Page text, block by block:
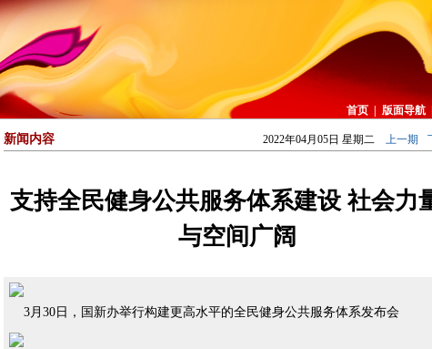
首页 版面导航
新闻内容 2022年04月05日 星期二 上一期
支持全民健身公共服务体系建设 社会力
与空间广阔
3月30日，国新办举行构建更高水平的全民健身公共服务体系发布会